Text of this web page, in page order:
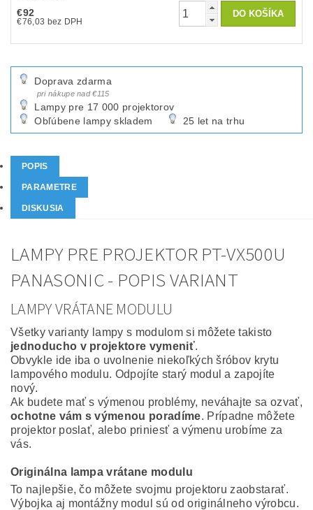
€92
€76,03 bez DPH
Doprava zdarma
pri nákupe nad €115
Lampy pre 17 000 projektorov
Obľúbene lampy skladem
25 let na trhu
POPIS
PARAMETRE
DISKUSIA
LAMPY PRE PROJEKTOR PT-VX500U
PANASONIC - POPIS VARIANT
LAMPY VRÁTANE MODULU
Všetky varianty lampy s modulom si môžete takisto
jednoducho v projektore vymeniť.
Obvykle ide iba o uvolnenie niekoľkých šróbov krytu
lampového modulu. Odpojíte starý modul a zapojíte
nový.
Ak budete mať s výmenou problémy, neváhajte sa ozvať,
ochotne vám s výmenou poradíme. Prípadne môžete
projektor poslať, alebo priniesť a výmenu urobíme za
vás.
Originálna lampa vrátane modulu
To najlepšie, čo môžete svojmu projektoru zaobstarať.
Výbojka aj montážny modul sú od originálneho výrobcu.